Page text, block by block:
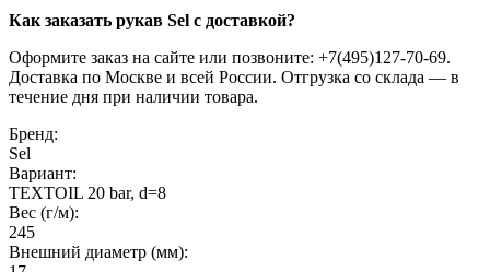
Как заказать рукав Sel с доставкой?
Оформите заказ на сайте или позвоните: +7(495)127-70-69.
Доставка по Москве и всей России. Отгрузка со склада — в
течение дня при наличии товара.
Бренд:
Sel
Вариант:
TEXTOIL 20 bar, d=8
Вес (г/м):
245
Внешний диаметр (мм):